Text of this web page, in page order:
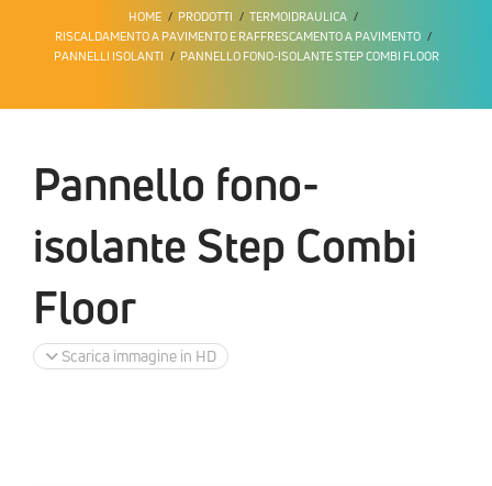
HOME PRODOTTI
TERMOIDRAULICA
RISCALDAMENTO A PAVIMENTO E RAFFRESCAMENTO A PAVIMENTO
PANNELLI ISOLANTI
PANNELLO FONO-ISOLANTE STEP COMBI FLOOR
Pannello fono-
isolante Step Combi
Floor
Scarica immagine in HD